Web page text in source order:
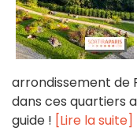
arrondissement de
dans ces quartiers
guide ! [Lire la suite]